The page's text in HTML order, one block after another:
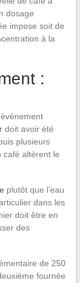
dosage
impose soit de
à la
:
doit avoir été
plusieurs
café altèrent le
plutôt que l’eau
dans les
doit être en
des
de 250
fournée